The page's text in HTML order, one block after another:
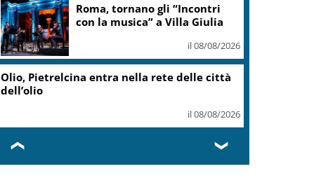
Roma, tornano gli “Incontri
con la musica” a Villa Giulia
il 08/08/2026
Olio, Pietrelcina entra nella rete delle città
dell’olio
il 08/08/2026
❮ ❯